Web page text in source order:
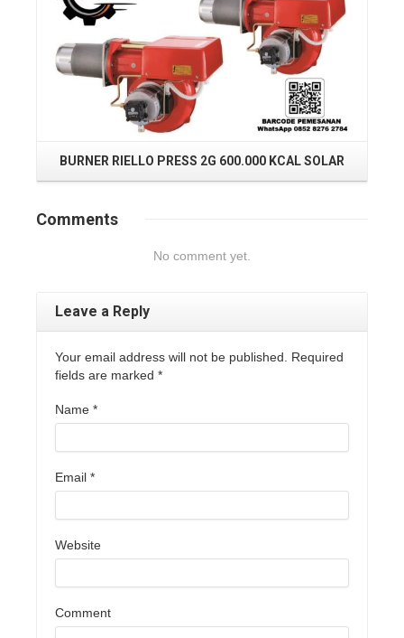
BURNER RIELLO PRESS 2G 600.000 KCAL SOLAR
Comments
No comment yet.
Leave a Reply
Your email address will not be published. Required
fields are marked *
Name *
Email *
Website
Comment